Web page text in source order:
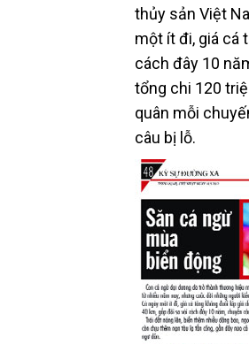
thủy sản Việt
một ít đi, giá cá
cách đây 10
tổng chi 120
quân mỗi
câu bị lỗ.